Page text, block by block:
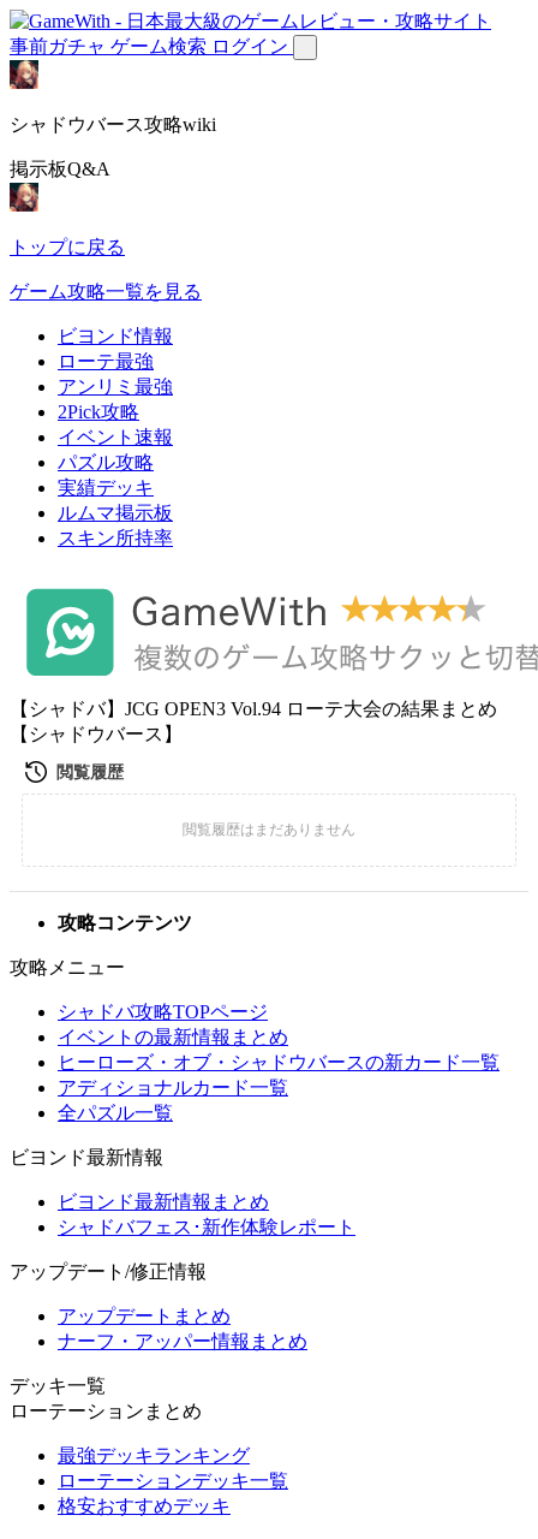
事前ガチャ ゲーム検索 ログイン
シャドウバース攻略wiki
掲示板Q&A
トップに戻る
ゲーム攻略一覧を見る
ビヨンド情報
ローテ最強
アンリミ最強
2Pick攻略
イベント速報
パズル攻略
実績デッキ
ルムマ掲示板
スキン所持率
【シャドバ】JCG OPEN3 Vol.94 ローテ大会の結果まとめ
【シャドウバース】
攻略コンテンツ
攻略メニュー
シャドバ攻略TOPページ
イベントの最新情報まとめ
ヒーローズ・オブ・シャドウバースの新カード一覧
アディショナルカード一覧
全パズル一覧
ビヨンド最新情報
ビヨンド最新情報まとめ
シャドバフェス･新作体験レポート
アップデート/修正情報
アップデートまとめ
ナーフ・アッパー情報まとめ
デッキ一覧
ローテーションまとめ
最強デッキランキング
ローテーションデッキ一覧
格安おすすめデッキ